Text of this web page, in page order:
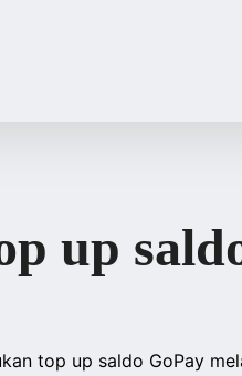
up
top up saldo GoPay